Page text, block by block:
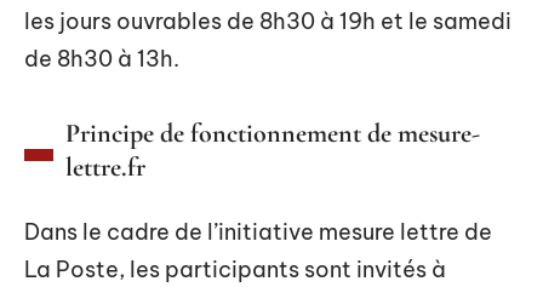
les jours ouvrables de 8h30 à 19h et le samedi
de 8h30 à 13h.
Principe de fonctionnement de mesure-
lettre.fr
Dans le cadre de l’initiative mesure lettre de
La Poste, les participants sont invités à